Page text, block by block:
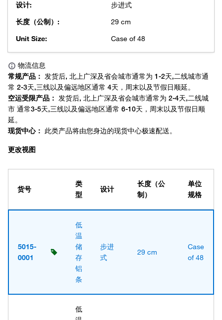
设计:
步进式
长度（公制）:
29 cm
Unit Size:
Case of 48
更改视图
货号
类
型
设计
长度（公
制）
单位
规格
5015-
0001
低
温
储
存
铝
条
步进
式
29 cm
Case
of 48
低